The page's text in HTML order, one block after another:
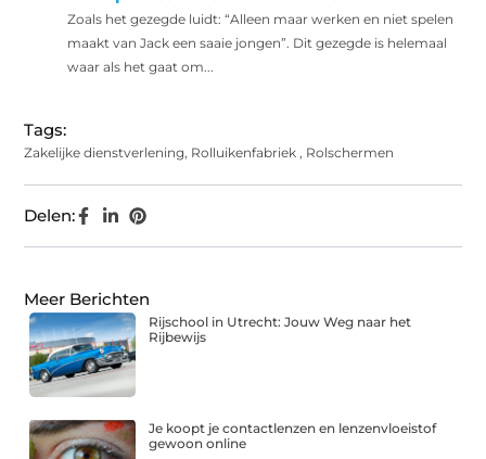
Zoals het gezegde luidt: “Alleen maar werken en niet spelen
maakt van Jack een saaie jongen”. Dit gezegde is helemaal
waar als het gaat om...
Tags:
Zakelijke dienstverlening, Rolluikenfabriek , Rolschermen
Delen:
Meer Berichten
Rijschool in Utrecht: Jouw Weg naar het
Rijbewijs
Je koopt je contactlenzen en lenzenvloeistof
gewoon online